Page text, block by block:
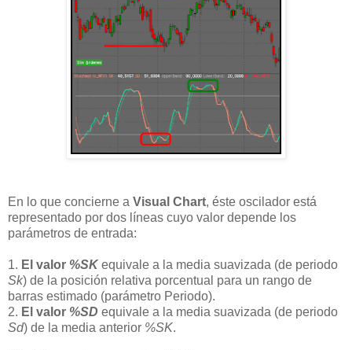
En lo que concierne a Visual Chart, éste oscilador está
representado por dos líneas cuyo valor depende los
parámetros de entrada:
1. El valor %SK equivale a la media suavizada (de periodo
Sk) de la posición relativa porcentual para un rango de
barras estimado (parámetro Periodo).
2. El valor %SD equivale a la media suavizada (de periodo
Sd) de la media anterior %SK.